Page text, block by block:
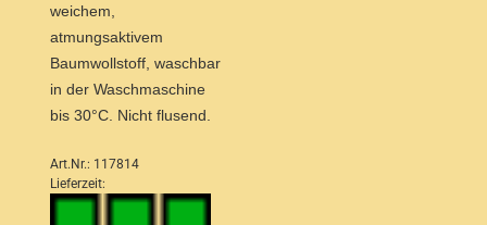
weichem,
atmungsaktivem
Baumwollstoff, waschbar
in der Waschmaschine
bis 30°C. Nicht flusend.
Art.Nr.: 117814
Lieferzeit: